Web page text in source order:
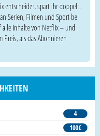
entscheidet, spart ihr doppelt.
Serien, Filmen und Sport bei
alle Inhalte von Netflix – und
Preis, als das Abonnieren
4
100€